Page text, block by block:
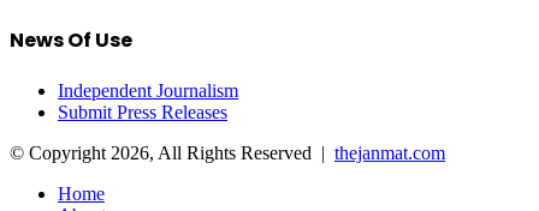
News Of Use
Independent Journalism
Submit Press Releases
© Copyright 2026, All Rights Reserved | thejanmat.com
Home